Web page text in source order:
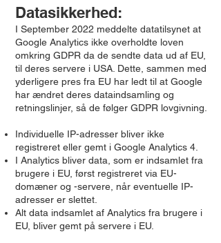
Datasikkerhed:
I September 2022 meddelte datatilsynet at
Google Analytics ikke overholdte loven
omkring GDPR da de sendte data ud af EU,
til deres servere i USA. Dette, sammen med
yderligere pres fra EU har ledt til at Google
har ændret deres dataindsamling og
retningslinjer, så de følger GDPR lovgivning.
Individuelle IP-adresser bliver ikke
registreret eller gemt i Google Analytics 4.
I Analytics bliver data, som er indsamlet fra
brugere i EU, først registreret via EU-
domæner og -servere, når eventuelle IP-
adresser er slettet.
Alt data indsamlet af Analytics fra brugere i
EU, bliver gemt på servere i EU.